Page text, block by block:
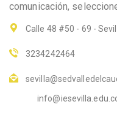
comunicación,
Calle 48 #50 - 69 -
3234242464